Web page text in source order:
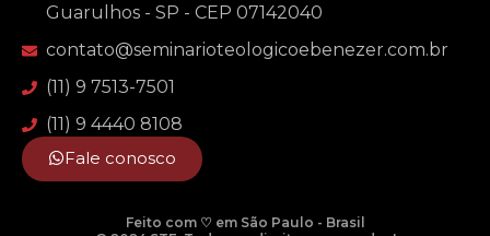
Guarulhos - SP - CEP 07142040
contato@seminarioteologicoebenezer.com.br
(11) 9 7513-7501
(11) 9 4440 8108
Fale conosco
Feito com ♡ em São Paulo - Brasil